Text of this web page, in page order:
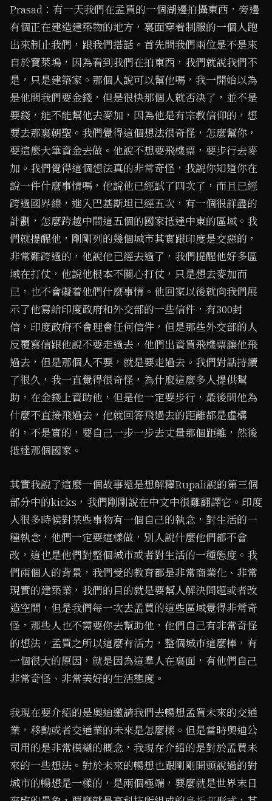
Prasad：有一天我們在孟買的一個湖邊拍攝東西，旁邊
有個正在建造建築物的地方，裏面穿着制服的一個人跑
出來制止我們，跟我們搭話。首先問我們兩位是不是來
自於寶萊塢，因為看到我們在拍東西，我們就說我們不
是，只是建築家。那個人說可以幫他嗎，我一開始以為
是他問我們要金錢，但是很快那個人就否決了，並不是
要錢，能不能幫他去麥加，因為他是有宗教信仰的，想
要去那裏朝聖。我們覺得這個想法很奇怪，怎麼幫你，
要這麼大筆資金去做。他說不想要飛機票，要步行去麥
加。我們覺得這個想法真的非常奇怪，我說你知道你在
說一件什麼事情嗎，他說他已經試了四次了，而且已經
跨過國界線，進入巴基斯坦已經五次，有一個很詳盡的
計劃，怎麼跨越中間這五個的國家抵達中東的區域。我
們就提醒他，剛剛列的幾個城市其實跟印度是交惡的，
非常難跨過的，他說他已經去過了，我們提醒他好多區
域在打仗，他說他根本不關心打仗，只是想去麥加而
已，也不會礙着他們什麼事情。他回家以後就向我們展
示了他寫給印度政府和外交部的一些信件，有300封
信，印度政府不會理會任何信件，但是那些外交部的人
反覆寫信跟他說不要走過去，他們出資買飛機票讓他飛
過去，但是那個人不要，就是要走過去。我們對話持續
了很久，我一直覺得很奇怪，為什麼這麼多人提供幫
助，在金錢上資助他，但是他一定要步行，最後問他為
什麼不直接飛過去，他就回答飛過去的距離都是虛構
的，不是實的，要自己一步一步去丈量那個距離，然後
抵達那個國家。
其實我說了這麼一個故事還是想解釋Rupali說的第三個
部分中的kicks，我們剛剛說在中文中很難翻譯它。印度
人很多時候對某些事物有一個自己的執念，對生活的一
種執念，他們一定要這樣做，別人說什麼他們都不會
改，這也是他們對整個城市或者對生活的一種態度。我
們兩個人的背景，我們受的教育都是非常商業化、非常
現實的建築業，我們的目的就是要幫人解決問題或者改
造空間，但是我們每一次去孟買的這些區域覺得非常奇
怪，那些人也不需要你去幫助他，他們自己有非常奇怪
的想法，孟買之所以這麼有活力，整個城市這麼棒，有
一個很大的原因，就是因為這羣人在裏面，有他們自己
非常奇怪、非常美好的生活態度。
我現在要介紹的是奧迪邀請我們去暢想孟買未來的交通
業，移動或者交通業的未來是怎麼樣。但是當時奧迪公
司用的是非常模糊的概念，我現在介紹的是對於孟買未
來的一些想法。對於未來的暢想也跟剛剛開頭說過的對
城市的暢想是一樣的，是兩個極端，要麼就是世界末日